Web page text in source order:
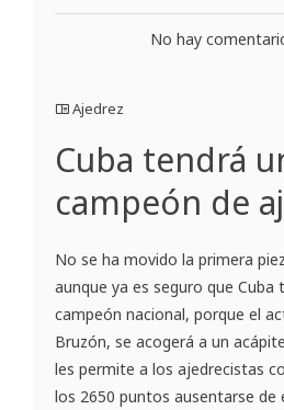
No hay
Ajedrez
Cuba tendrá
campeón de
No se ha movido la primera
aunque ya es seguro que Cuba
campeón nacional, porque el
Bruzón, se acogerá a un
les permite a los ajedrecistas
los 2650 puntos ausentarse de